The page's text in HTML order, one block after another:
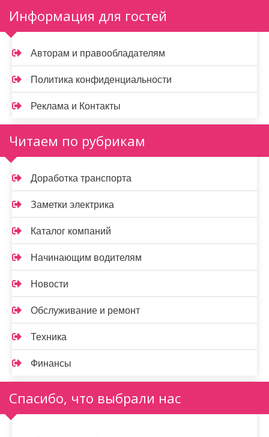
Информация для гостей
Авторам и правообладателям
Политика конфиденциальности
Реклама и Контакты
Читаем по рубрикам
Доработка транспорта
Заметки электрика
Каталог компаний
Начинающим водителям
Новости
Обслуживание и ремонт
Техника
Финансы
Спасибо, что выбрали нас